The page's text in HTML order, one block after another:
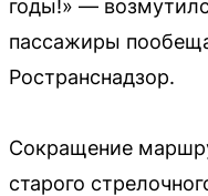
годы!» —
пассажиры
Ространснадзор.
Сокращение
старого